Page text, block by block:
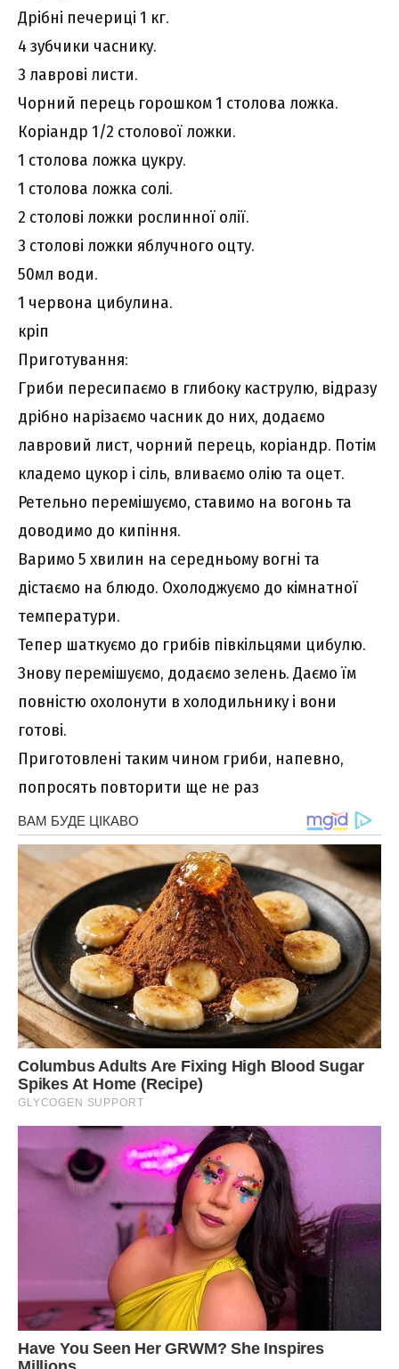
Дрібні печериці 1 кг.
4 зубчики часнику.
3 лаврові листи.
Чорний перець горошком 1 столова ложка.
Коріандр 1/2 столової ложки.
1 столова ложка цукру.
1 столова ложка солі.
2 столові ложки рослинної олії.
3 столові ложки яблучного оцту.
50мл води.
1 червона цибулина.
кріп
Приготування:
Гриби пересипаємо в глибоку каструлю, відразу
дрібно нарізаємо часник до них, додаємо
лавровий лист, чорний перець, коріандр. Потім
кладемо цукор і сіль, вливаємо олію та оцет.
Ретельно перемішуємо, ставимо на вогонь та
доводимо до кипіння.
Варимо 5 хвилин на середньому вогні та
дістаємо на блюдо. Охолоджуємо до кімнатної
температури.
Тепер шаткуємо до грибів півкільцями цибулю.
Знову перемішуємо, додаємо зелень. Даємо їм
повністю охолонути в холодильнику і вони
готові.
Приготовлені таким чином гриби, напевно,
попросять повторити ще не раз